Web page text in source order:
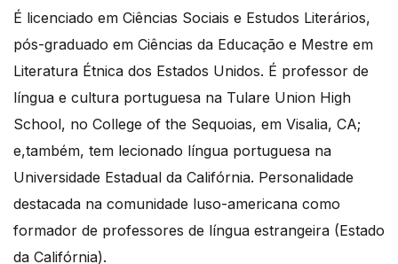
É licenciado em Ciências Sociais e Estudos Literários,
pós-graduado em Ciências da Educação e Mestre em
Literatura Étnica dos Estados Unidos. É professor de
língua e cultura portuguesa na Tulare Union High
School, no College of the Sequoias, em Visalia, CA;
e,também, tem lecionado língua portuguesa na
Universidade Estadual da Califórnia. Personalidade
destacada na comunidade luso-americana como
formador de professores de língua estrangeira (Estado
da Califórnia).